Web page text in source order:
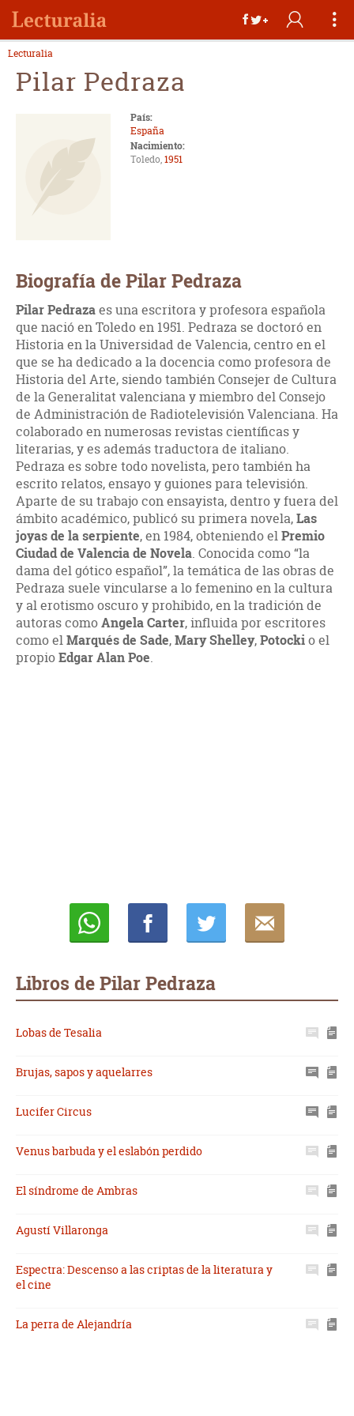
Lecturalia
Pilar Pedraza
País:
España
Nacimiento:
Toledo,1951
Biografía de Pilar Pedraza
Pilar Pedrazaes una escritora y profesora española
que nació en Toledo en 1951. Pedraza se doctoró en
Historia en la Universidad de Valencia, centro en el
que se ha dedicado a la docencia como profesora de
Historia del Arte, siendo también Consejer de Cultura
de la Generalitat valenciana y miembro del Consejo
de Administración de Radiotelevisión Valenciana. Ha
colaborado en numerosas revistas científicas y
literarias, y es además traductora de italiano.
Pedraza es sobre todo novelista, pero también ha
escrito relatos, ensayo y guiones para televisión.
Aparte de su trabajo con ensayista, dentro y fuera del
ámbito académico, publicó su primera novela,Las
joyas de la serpiente, en 1984, obteniendo elPremio
Ciudad de Valencia de Novela. Conocida como “la
dama del gótico español”, la temática de las obras de
Pedraza suele vincularse a lo femenino en la cultura
y al erotismo oscuro y prohibido, en la tradición de
autoras comoAngela Carter, influida por escritores
como elMarqués de Sade,Mary Shelley,Potockio el
propioEdgar Alan Poe.
Libros de Pilar Pedraza
Lobas de Tesalia
Brujas, sapos y aquelarres
Lucifer Circus
Venus barbuda y el eslabón perdido
El síndrome de Ambras
Agustí Villaronga
Espectra: Descenso a las criptas de la literatura y
el cine
La perra de Alejandría